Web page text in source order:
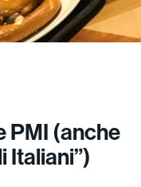
PMI (anche
Italiani”)